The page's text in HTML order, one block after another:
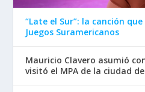
“Late el Sur”: la canción
Juegos Suramericanos
Mauricio Clavero asumió
visitó el MPA de la ciudad